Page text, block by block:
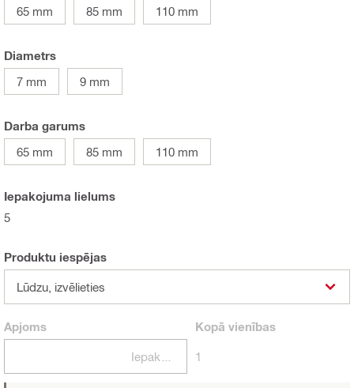
65 mm
85 mm 110 mm
Diametrs
7 mm
9 mm
Darba garums
65 mm
85 mm 110 mm
Iepakojuma lielums
5
Produktu iespējas
Lūdzu, izvēlieties
Apjoms Kopā vienības
1